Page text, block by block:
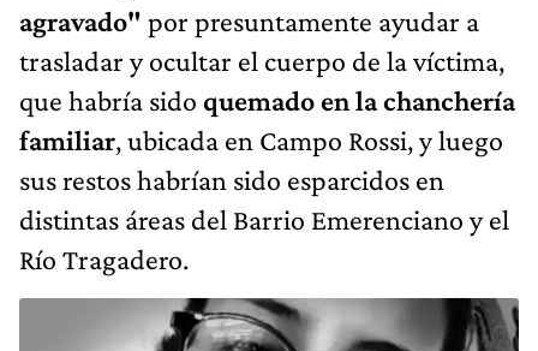
agravado" por presuntamente ayudar a
trasladar y ocultar el cuerpo de la víctima,
que habría sido quemado en la chanchería
familiar, ubicada en Campo Rossi, y luego
sus restos habrían sido esparcidos en
distintas áreas del Barrio Emerenciano y el
Río Tragadero.